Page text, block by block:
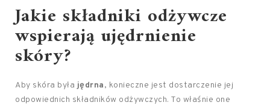
Jakie składniki odżywcze
wspierają ujędrnienie
skóry?
Aby skóra była jędrna, konieczne jest dostarczenie jej
odpowiednich składników odżywczych. To właśnie one